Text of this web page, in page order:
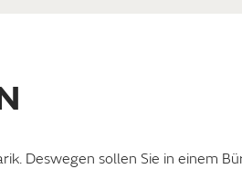
Deswegen sollen Sie in einem